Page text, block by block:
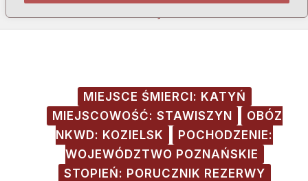
MIEJSCE ŚMIERCI: KATYŃ
MIEJSCOWOŚĆ: STAWISZYN
OBÓZ
NKWD: KOZIELSK
POCHODZENIE:
WOJEWÓDZTWO POZNAŃSKIE
STOPIEŃ: PORUCZNIK REZERWY